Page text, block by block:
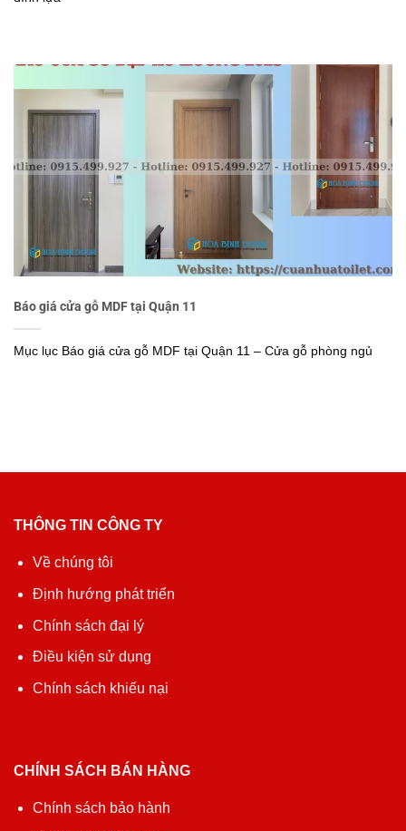
Báo giá cửa gỗ MDF tại Quận 11
Mục lục Báo giá cửa gỗ MDF tại Quận 11 – Cửa gỗ phòng ngủ
THÔNG TIN CÔNG TY
Về chúng tôi
Định hướng phát triển
Chính sách đại lý
Điều kiện sử dụng
Chính sách khiếu nại
CHÍNH SÁCH BÁN HÀNG
Chính sách bảo hành